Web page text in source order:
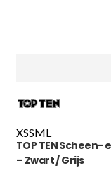
XSSML
TOP TEN
– Zwart / Grijs